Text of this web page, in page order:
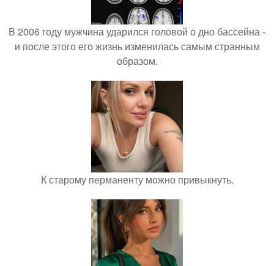
В 2006 году мужчина ударился головой о дно бассейна -
и после этого его жизнь изменилась самым странным
образом.
К старому перманенту можно привыкнуть.